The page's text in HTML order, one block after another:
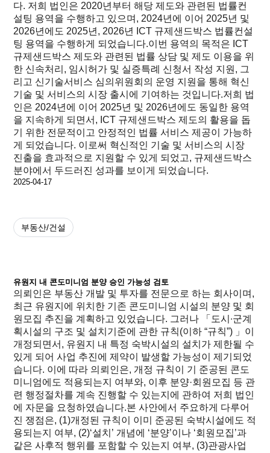
다. 저희 법인은 2020년부터 해당 제도와 관련된 법률컨
설팅 용역을 수행하고 있으며, 2024년에 이어 2025년 및
2026년에도 2025년, 2026년 ICT 규제샌드박스 법률컨설
팅 용역을 수행하게 되었습니다.이번 용역의 목적은 ICT
규제샌드박스 제도와 관련된 법률 상담 및 제도 이용을 위
한 신속처리, 임시허가 및 실증특례 신청서 작성 지원, 그
리고 신기술서비스 심의위원회의 운영 지원을 통해 혁신
기술 및 서비스의 시장 출시에 기여하는 것입니다.저희 법
인은 2024년에 이어 2025년 및 2026년에도 동일한 용역
을 지속하게 되면서, ICT 규제샌드박스 제도의 활용을 돕
기 위한 전문적이고 안정적인 법률 서비스 제공이 가능하
게 되었습니다. 이로써 혁신적인 기술 및 서비스의 시장
진출을 효과적으로 지원할 수 있게 되었고, 규제샌드박스
분야에서 두드러진 성과를 보이게 되었습니다.
2025-04-17
부동산/건설
유원지 내 콘도미니엄 분양 승인 가능성 검토
의뢰인은 부동산 개발 및 투자를 전문으로 하는 회사이며,
최근 유원지에 위치한 기존 콘도미니엄 시설의 분양 및 회
원모집 추진을 계획하고 있었습니다. 그러나 「도시∙군계
획시설의 구조 및 설치기준에 관한 규칙(이하 “규칙”) 」이
개정되면서, 유원지 내 특정 숙박시설의 설치가 제한될 수
있게 되어 사업 추진에 제약이 발생할 가능성이 제기되었
습니다. 이에 따라 의뢰인은, 개정 규칙이 기 준공된 콘도
미니엄에도 적용되는지 여부와, 이후 분양·회원모집 등 관
련 행정절차를 계속 진행할 수 있는지에 관하여 저희 법인
에 자문을 요청하였습니다.본 사안에서 주요하게 다루어
진 쟁점은, (1)개정된 규칙이 이미 준공된 숙박시설에도 적
용되는지 여부, (2)‘설치’ 개념에 ‘분양’이나 ‘회원모집’과
같은 사후적 행위를 포함할 수 있는지 여부, (3)관광사업